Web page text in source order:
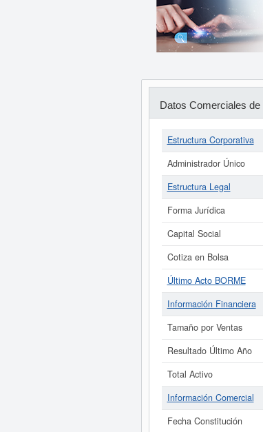
Datos Comerciales de
Estructura Corporativa
Administrador Único
Estructura Legal
Forma Jurídica
Capital Social
Cotiza en Bolsa
Último Acto BORME
Información Financiera
Tamaño por Ventas
Resultado Último Año
Total Activo
Información Comercial
Fecha Constitución